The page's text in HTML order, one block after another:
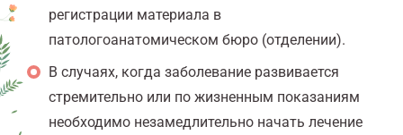
регистрации материала в
патологоанатомическом бюро (отделении).
В случаях, когда заболевание развивается
стремительно или по жизненным показаниям
необходимо незамедлительно начать лечение